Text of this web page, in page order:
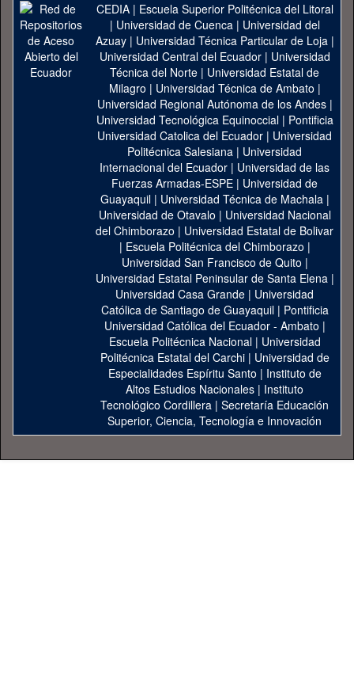
CEDIA| Escuela Superior Politécnica del Litoral
| Universidad de Cuenca| Universidad del
Azuay| Universidad Técnica Particular de Loja|
Universidad Central del Ecuador| Universidad
Técnica del Norte | Universidad Estatal de
Milagro | Universidad Técnica de Ambato |
Universidad Regional Autónoma de los Andes|
Universidad Tecnológica Equinoccial| Pontificia
Universidad Catolica del Ecuador | Universidad
Politécnica Salesiana | Universidad
Internacional del Ecuador | Universidad de las
Fuerzas Armadas-ESPE | Universidad de
Guayaquil| Universidad Técnica de Machala|
Universidad de Otavalo | Universidad Nacional
del Chimborazo | Universidad Estatal de Bolivar
| Escuela Politécnica del Chimborazo |
Universidad San Francisco de Quito |
Universidad Estatal Peninsular de Santa Elena|
Universidad Casa Grande | Universidad
Católica de Santiago de Guayaquil| Pontificia
Universidad Católica del Ecuador - Ambato |
Escuela Politécnica Nacional| Universidad
Politécnica Estatal del Carchi| Universidad de
Especialidades Espíritu Santo | Instituto de
Altos Estudios Nacionales | Instituto
Tecnológico Cordillera | Secretaría Educación
Superior, Ciencia, Tecnología e Innovación